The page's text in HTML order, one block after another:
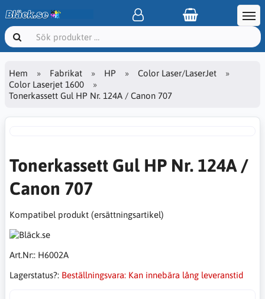
Hem Fabrikat HP
Color Laser/LaserJet
Color Laserjet 1600
Tonerkassett Gul HP Nr. 124A / Canon 707
Tonerkassett Gul HP Nr. 124A /
Canon 707
Kompatibel produkt (ersättningsartikel)
Art.Nr:: H6002A
Lagerstatus?: Beställningsvara: Kan innebära lång leveranstid